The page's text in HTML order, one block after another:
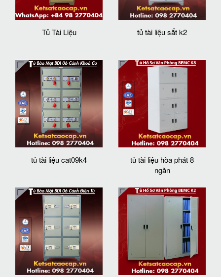
Tủ Tài Liệu tủ tài liệu sắt k2
tủ tài liệu cat09k4
tủ tài liệu hòa phát 8
ngăn